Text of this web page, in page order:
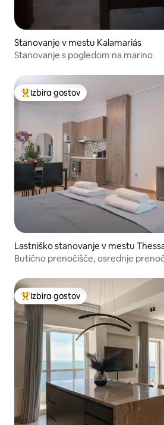
Stanovanje v mestu Kalamariás
Stanovanje s pogledom na marino
Najbolj priljubljena prenočišča z
Izbira gostov
Lastniško stanovanje v mestu
Butično prenočišče, osrednje
Najbolj priljubljena prenočišča z
Izbira gostov